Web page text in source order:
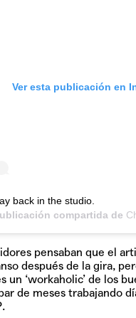
Ver esta publicación en
back in the studio.
compartida de
pensaban que el
después de la gira,
un ‘workaholic’ de los
de meses trabajando